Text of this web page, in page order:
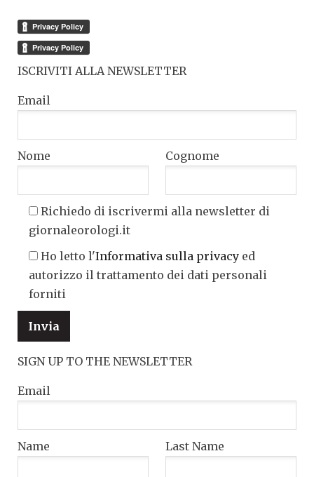
ISCRIVITI ALLA NEWSLETTER
Email
Nome Cognome
Richiedo di iscrivermi alla newsletter di
giornaleorologi.it
Ho letto l'Informativa sulla privacy ed
autorizzo il trattamento dei dati personali
forniti
SIGN UP TO THE NEWSLETTER
Email
Name Last Name